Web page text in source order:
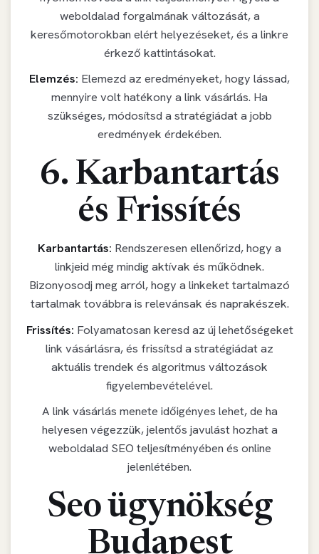
weboldalad forgalmának változását, a
keresőmotorokban elért helyezéseket, és a linkre
érkező kattintásokat.
Elemzés: Elemezd az eredményeket, hogy lássad,
mennyire volt hatékony a link vásárlás. Ha
szükséges, módosítsd a stratégiádat a jobb
eredmények érdekében.
6. Karbantartás
és Frissítés
Karbantartás: Rendszeresen ellenőrizd, hogy a
linkjeid még mindig aktívak és működnek.
Bizonyosodj meg arról, hogy a linkeket tartalmazó
tartalmak továbbra is relevánsak és naprakészek.
Frissítés: Folyamatosan keresd az új lehetőségeket
link vásárlásra, és frissítsd a stratégiádat az
aktuális trendek és algoritmus változások
figyelembevételével.
A link vásárlás menete időigényes lehet, de ha
helyesen végezzük, jelentős javulást hozhat a
weboldalad SEO teljesítményében és online
jelenlétében.
Seo ügynökség
Budapest